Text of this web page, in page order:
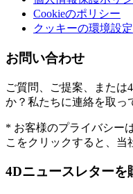
Cookieのポリシー
クッキーの環境設定
お問い合わせ
ご質問、ご提案、または
か？私たちに連絡を取っ
* お客様のプライバシー
こをクリックすると、当
4Dニュースレターを